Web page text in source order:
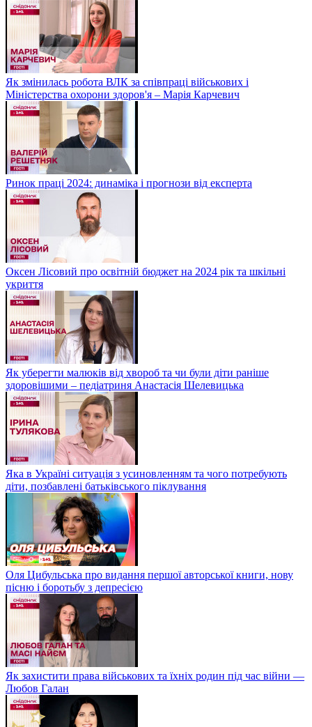
Як змінилась робота ВЛК за співпраці військових і
Міністерства охорони здоров'я – Марія Карчевич
Ринок праці 2024: динаміка і прогнози від експерта
Оксен Лісовий про освітній бюджет на 2024 рік та шкільні
укриття
Як уберегти малюків від хвороб та чи були діти раніше
здоровішими – педіатриня Анастасія Шелевицька
Яка в Україні ситуація з усиновленням та чого потребують
діти, позбавлені батьківського піклування
Оля Цибульська про видання першої авторської книги, нову
пісню і боротьбу з депресією
Як захистити права військових та їхніх родин під час війни —
Любов Галан